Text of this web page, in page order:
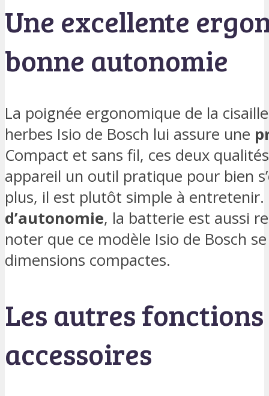
Une excellente
bonne autonomie
La poignée ergonomique de la
herbes Isio de Bosch lui assure une
Compact et sans fil, ces deux
appareil un outil pratique pour bien
plus, il est plutôt simple à
d’autonomie, la batterie est aussi
noter que ce modèle Isio de Bosch
dimensions compactes.
Les autres
accessoires